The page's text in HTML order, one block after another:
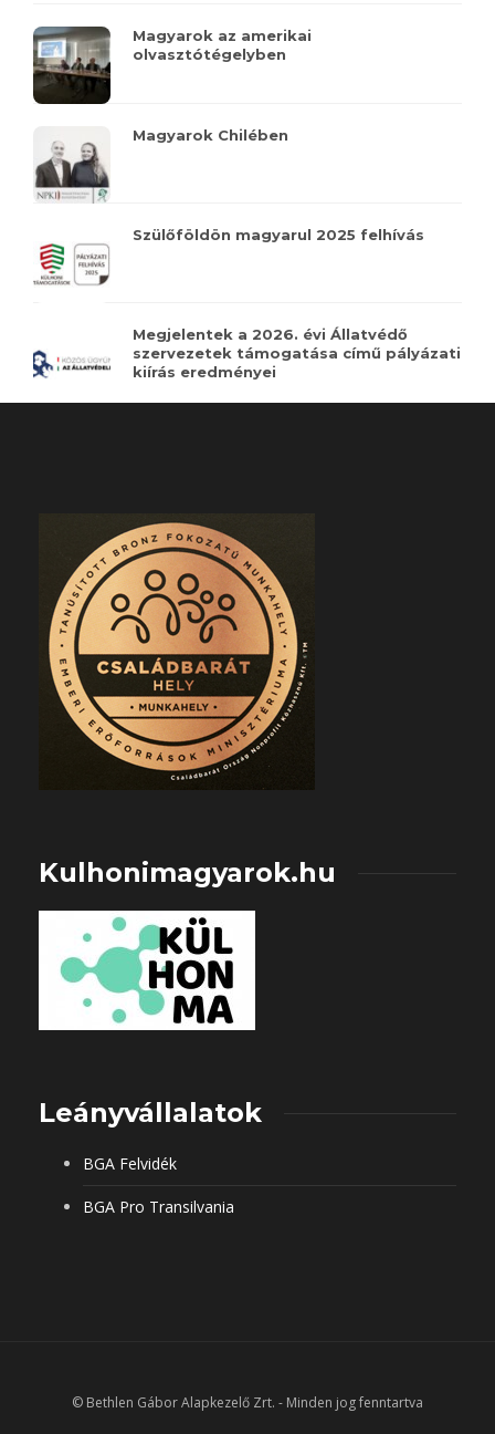
Magyarok az amerikai
olvasztótégelyben
Magyarok Chilében
Szülőföldön magyarul 2025 felhívás
Megjelentek a 2026. évi Állatvédő
szervezetek támogatása című pályázati
kiírás eredményei
Kulhonimagyarok.hu
Leányvállalatok
BGA Felvidék
BGA Pro Transilvania
© Bethlen Gábor Alapkezelő Zrt. - Minden jog fenntartva